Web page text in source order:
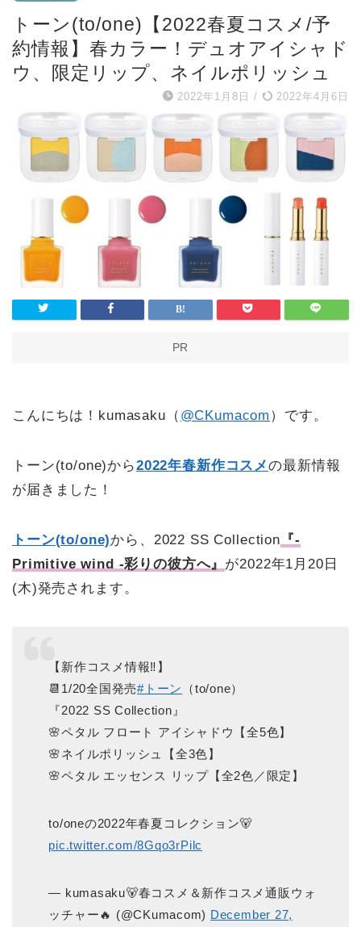
トーン(to/one)【2022春夏コスメ/予
約情報】春カラー！デュオアイシャド
ウ、限定リップ、ネイルポリッシュ
2022年1月8日 / 2022年4月6日
PR
こんにちは！kumasaku（ @CKumacom ）です。
トーン(to/one)から2022年春新作コスメの最新情報
が届きました！
トーン(to/one)から、2022 SS Collection 『-
Primitive wind -彩りの彼方へ』 が2022年1月20日
(木)発売されます。
【新作コスメ情報‼️】
📆1/20全国発売#トーン
（to/one）
『2022 SS Collection』
🌸ペタル フロート アイシャドウ【全5色】
🌸ネイルポリッシュ【全3色】
🌸ペタル エッセンス リップ【全2色／限定】
to/oneの2022年春夏コレクション🐻
pic.twitter.com/8Gqo3rPilc
— kumasaku🐻春コスメ＆新作コスメ通販ウォ
ッチャー🔥 (@CKumacom) December 27,